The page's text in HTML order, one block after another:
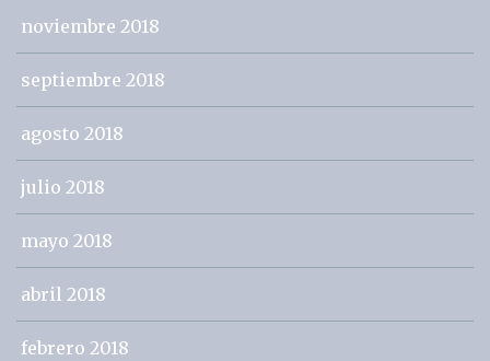
noviembre 2018
septiembre 2018
agosto 2018
julio 2018
mayo 2018
abril 2018
febrero 2018